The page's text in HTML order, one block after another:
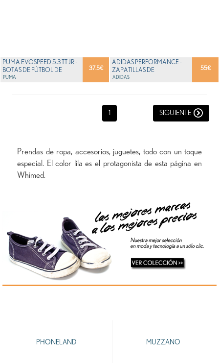
37.5€
PUMA EVOSPEED 5.3 TT JR -
BOTAS DE FÚTBOL DE
MATERIAL SINT�...
PUMA
55€
ADIDAS PERFORMANCE -
ZAPATILLAS DE
BALONMANO DE
ADIDAS
1 SIGUIENTE
Prendas de ropa, accesorios, juguetes, todo con un toque
especial. El color lila es el protagonista de esta página en
Whimed.
PHONELAND MUZZANO